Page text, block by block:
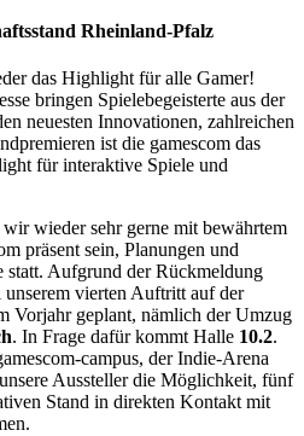
Rheinland-Pfalz
das Highlight für alle Gamer!
bringen Spielebegeisterte aus der
neuesten Innovationen, zahlreichen
ist die gamescom das
für interaktive Spiele und
wieder sehr gerne mit bewährtem
präsent sein, Planungen und
statt. Aufgrund der Rückmeldung
vierten Auftritt auf der
Vorjahr geplant, nämlich der Umzug
. In Frage dafür kommt Halle 10.2.
campus, der Indie-Arena
Aussteller die Möglichkeit, fünf
Stand in direkten Kontakt mit